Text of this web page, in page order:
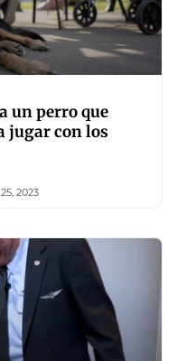
un perro que
jugar con los
2023